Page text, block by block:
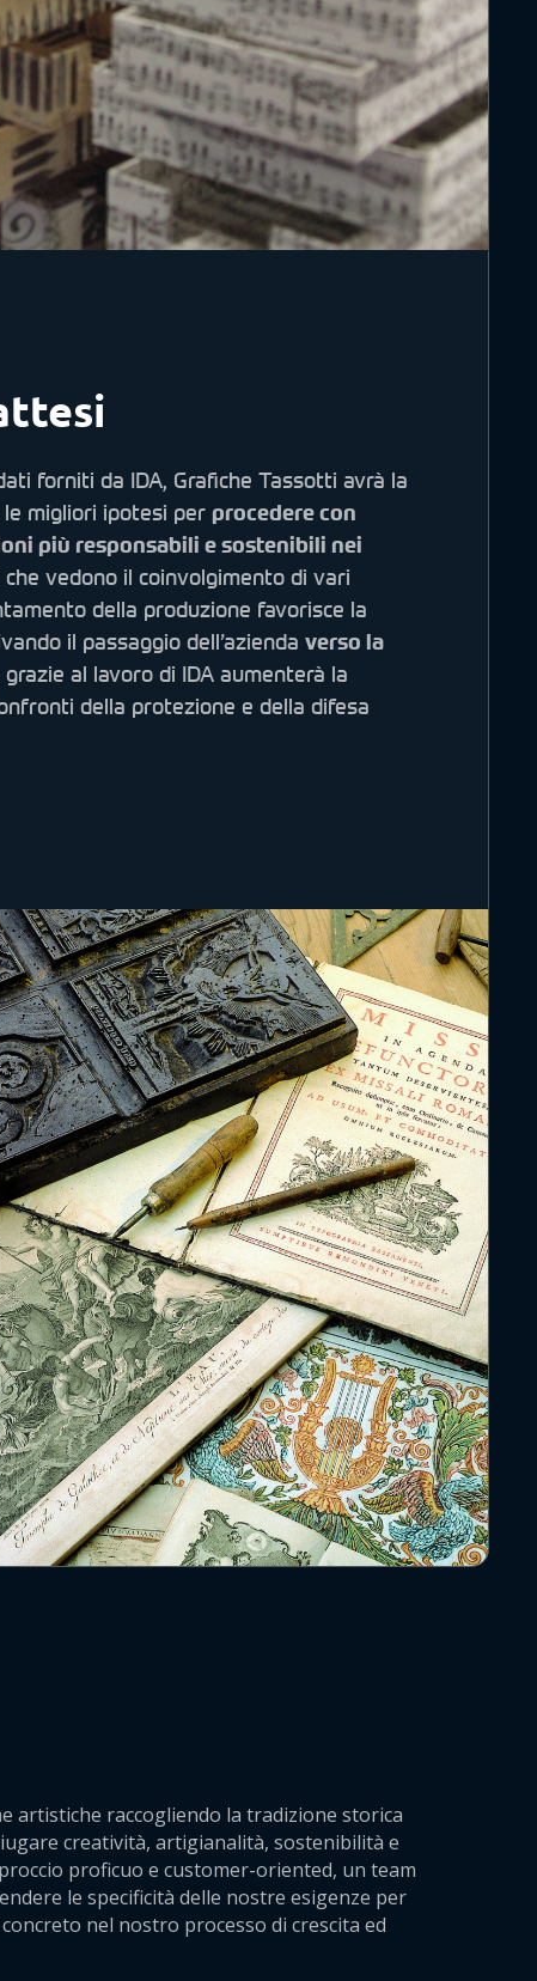
forniti da IDA, Grafiche Tassotti avrà la
migliori ipotesi perprocedere con
più responsabili e sostenibili nei
che vedono il coinvolgimento di vari
della produzione favorisce la
il passaggio dell’aziendaverso la
grazie al lavoro di IDA aumenterà la
della protezione e della difesa
artistiche raccogliendo la tradizione storica
creatività, artigianalità, sostenibilità e
proficuo e customer-oriented, un team
le specificità delle nostre esigenze per
nel nostro processo di crescita ed